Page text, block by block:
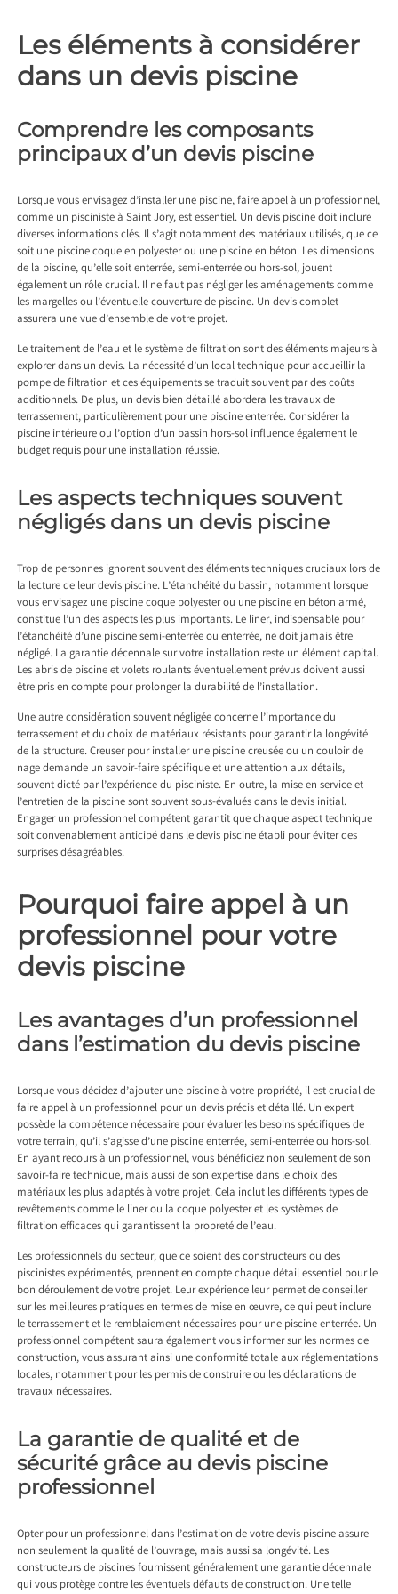
Les éléments à considérer
dans un devis piscine
Comprendre les composants
principaux d’un devis piscine
Lorsque vous envisagez d’installer une piscine, faire appel à un professionnel,
comme un pisciniste à Saint Jory, est essentiel. Un devis piscine doit inclure
diverses informations clés. Il s’agit notamment des matériaux utilisés, que ce
soit une piscine coque en polyester ou une piscine en béton. Les dimensions
de la piscine, qu’elle soit enterrée, semi-enterrée ou hors-sol, jouent
également un rôle crucial. Il ne faut pas négliger les aménagements comme
les margelles ou l’éventuelle couverture de piscine. Un devis complet
assurera une vue d’ensemble de votre projet.
Le traitement de l’eau et le système de filtration sont des éléments majeurs à
explorer dans un devis. La nécessité d’un local technique pour accueillir la
pompe de filtration et ces équipements se traduit souvent par des coûts
additionnels. De plus, un devis bien détaillé abordera les travaux de
terrassement, particulièrement pour une piscine enterrée. Considérer la
piscine intérieure ou l’option d’un bassin hors-sol influence également le
budget requis pour une installation réussie.
Les aspects techniques souvent
négligés dans un devis piscine
Trop de personnes ignorent souvent des éléments techniques cruciaux lors de
la lecture de leur devis piscine. L’étanchéité du bassin, notamment lorsque
vous envisagez une piscine coque polyester ou une piscine en béton armé,
constitue l’un des aspects les plus importants. Le liner, indispensable pour
l’étanchéité d’une piscine semi-enterrée ou enterrée, ne doit jamais être
négligé. La garantie décennale sur votre installation reste un élément capital.
Les abris de piscine et volets roulants éventuellement prévus doivent aussi
être pris en compte pour prolonger la durabilité de l’installation.
Une autre considération souvent négligée concerne l’importance du
terrassement et du choix de matériaux résistants pour garantir la longévité
de la structure. Creuser pour installer une piscine creusée ou un couloir de
nage demande un savoir-faire spécifique et une attention aux détails,
souvent dicté par l’expérience du pisciniste. En outre, la mise en service et
l’entretien de la piscine sont souvent sous-évalués dans le devis initial.
Engager un professionnel compétent garantit que chaque aspect technique
soit convenablement anticipé dans le devis piscine établi pour éviter des
surprises désagréables.
Pourquoi faire appel à un
professionnel pour votre
devis piscine
Les avantages d’un professionnel
dans l’estimation du devis piscine
Lorsque vous décidez d’ajouter une piscine à votre propriété, il est crucial de
faire appel à un professionnel pour un devis précis et détaillé. Un expert
possède la compétence nécessaire pour évaluer les besoins spécifiques de
votre terrain, qu’il s’agisse d’une piscine enterrée, semi-enterrée ou hors-sol.
En ayant recours à un professionnel, vous bénéficiez non seulement de son
savoir-faire technique, mais aussi de son expertise dans le choix des
matériaux les plus adaptés à votre projet. Cela inclut les différents types de
revêtements comme le liner ou la coque polyester et les systèmes de
filtration efficaces qui garantissent la propreté de l’eau.
Les professionnels du secteur, que ce soient des constructeurs ou des
piscinistes expérimentés, prennent en compte chaque détail essentiel pour le
bon déroulement de votre projet. Leur expérience leur permet de conseiller
sur les meilleures pratiques en termes de mise en œuvre, ce qui peut inclure
le terrassement et le remblaiement nécessaires pour une piscine enterrée. Un
professionnel compétent saura également vous informer sur les normes de
construction, vous assurant ainsi une conformité totale aux réglementations
locales, notamment pour les permis de construire ou les déclarations de
travaux nécessaires.
La garantie de qualité et de
sécurité grâce au devis piscine
professionnel
Opter pour un professionnel dans l’estimation de votre devis piscine assure
non seulement la qualité de l’ouvrage, mais aussi sa longévité. Les
constructeurs de piscines fournissent généralement une garantie décennale
qui vous protège contre les éventuels défauts de construction. Une telle